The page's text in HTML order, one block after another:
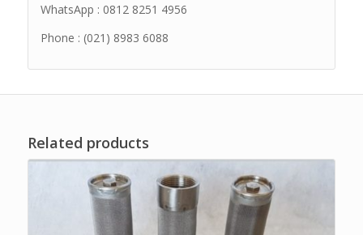
WhatsApp : 0812 8251 4956
Phone : (021) 8983 6088
Related products